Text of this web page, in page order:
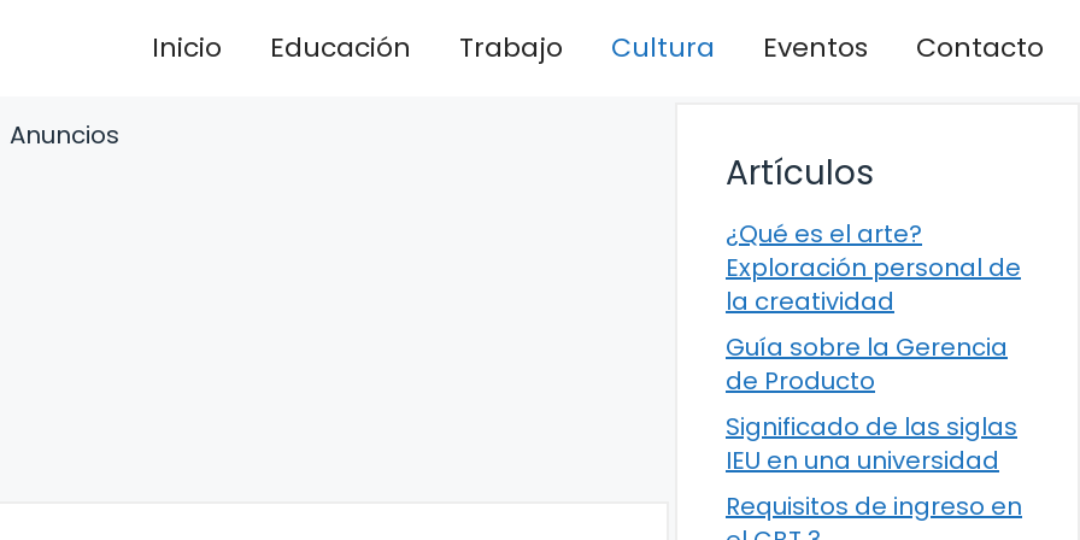
Inicio Educación Trabajo Cultura Eventos Contacto
Anuncios
Artículos
¿Qué es el arte?
Exploración personal de
la creatividad
Guía sobre la Gerencia
de Producto
Significado de las siglas
IEU en una universidad
Requisitos de ingreso en